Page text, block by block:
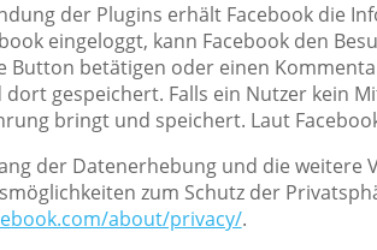
der Plugins erhält Facebook die
eingeloggt, kann Facebook den
Button betätigen oder einen
gespeichert. Falls ein Nutzer kein
bringt und speichert. Laut
der Datenerhebung und die weitere
zum Schutz der
about/privacy/.